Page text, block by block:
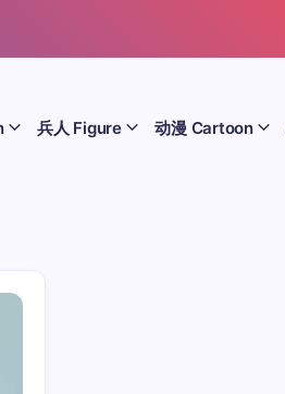
兵人 Figure 动漫 Cartoon